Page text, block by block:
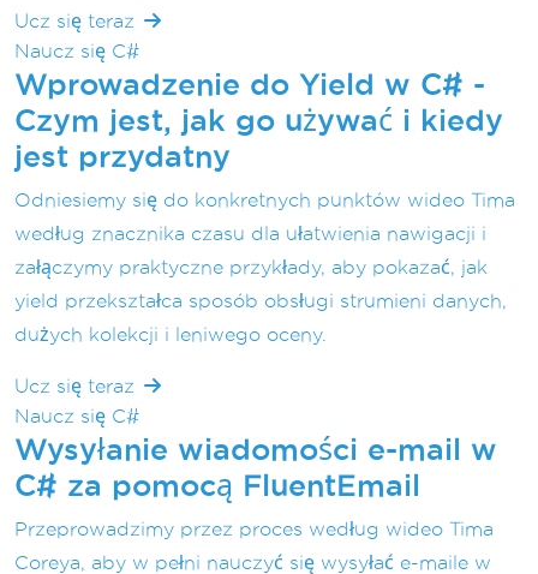
Ucz się teraz
Naucz się C#
Wprowadzenie do Yield w C# -
Czym jest, jak go używać i kiedy
jest przydatny
Odniesiemy się do konkretnych punktów wideo Tima
według znacznika czasu dla ułatwienia nawigacji i
załączymy praktyczne przykłady, aby pokazać, jak
yield przekształca sposób obsługi strumieni danych,
dużych kolekcji i leniwego oceny.
Ucz się teraz
Naucz się C#
Wysyłanie wiadomości e-mail w
C# za pomocą FluentEmail
Przeprowadzimy przez proces według wideo Tima
Coreya, aby w pełni nauczyć się wysyłać e-maile w